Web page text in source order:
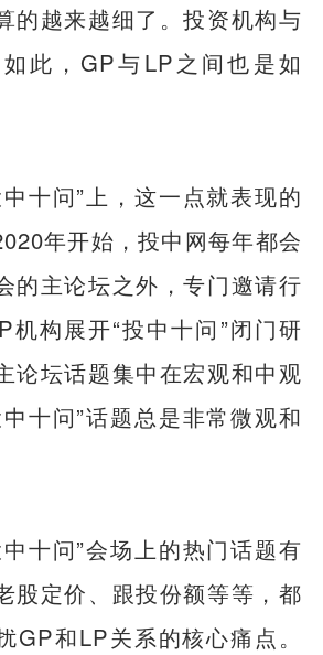
的越来越细了。投资机构与
此，GP与LP之间也是如
十问”上，这一点就表现的
年开始，投中网每年都会
的主论坛之外，专门邀请行
机构展开“投中十问”闭门研
论坛话题集中在宏观和中观
十问”话题总是非常微观和
十问”会场上的热门话题有
股定价、跟投份额等等，都
GP和LP关系的核心痛点。